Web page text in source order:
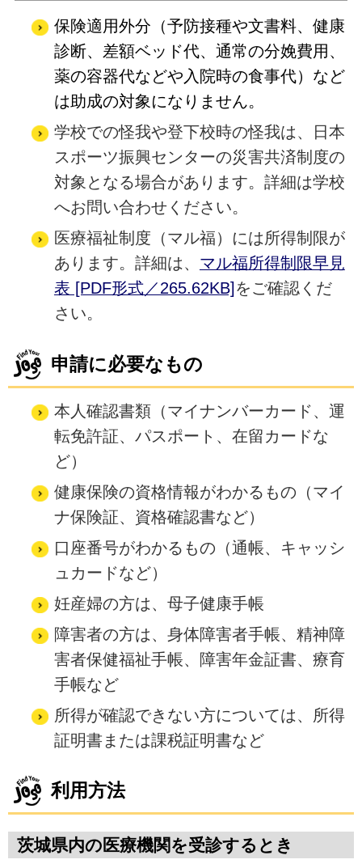
保険適用外分（予防接種や文書料、健康
診断、差額ベッド代、通常の分娩費用、
薬の容器代などや入院時の食事代）など
は助成の対象になりません。
学校での怪我や登下校時の怪我は、日本
スポーツ振興センターの災害共済制度の
対象となる場合があります。詳細は学校
へお問い合わせください。
医療福祉制度（マル福）には所得制限が
あります。詳細は、 マル福所得制限早見
表 [PDF形式／265.62KB] をご確認くだ
さい。
申請に必要なもの
本人確認書類（マイナンバーカード、運
転免許証、パスポート、在留カードな
ど）
健康保険の資格情報がわかるもの（マイ
ナ保険証、資格確認書など）
口座番号がわかるもの（通帳、キャッシ
ュカードなど）
妊産婦の方は、母子健康手帳
障害者の方は、身体障害者手帳、精神障
害者保健福祉手帳、障害年金証書、療育
手帳など
所得が確認できない方については、所得
証明書または課税証明書など
利用方法
茨城県内の医療機関を受診するとき